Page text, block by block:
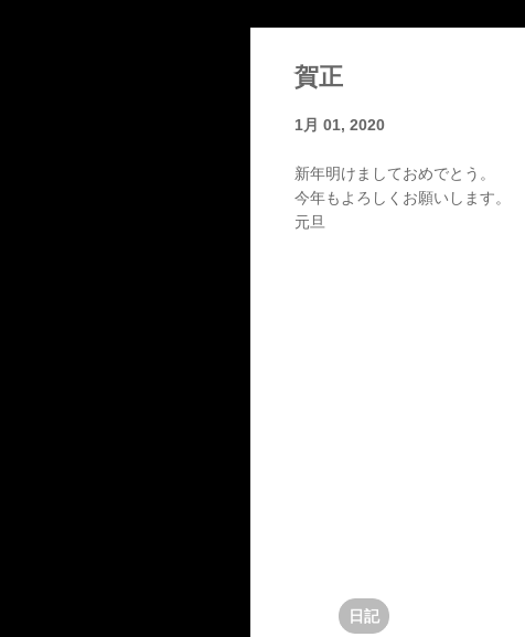
賀正
1月 01, 2020
新年明けましておめでとう。
今年もよろしくお願いします。
元旦
日記